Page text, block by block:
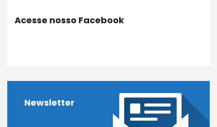
Acesse nosso Facebook
Newsletter